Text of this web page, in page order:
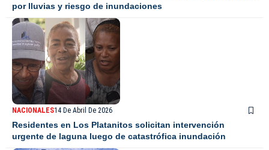
por lluvias y riesgo de inundaciones
NACIONALES14 De Abril De 2026
Residentes en Los Platanitos solicitan intervención
urgente de laguna luego de catastrófica inundación